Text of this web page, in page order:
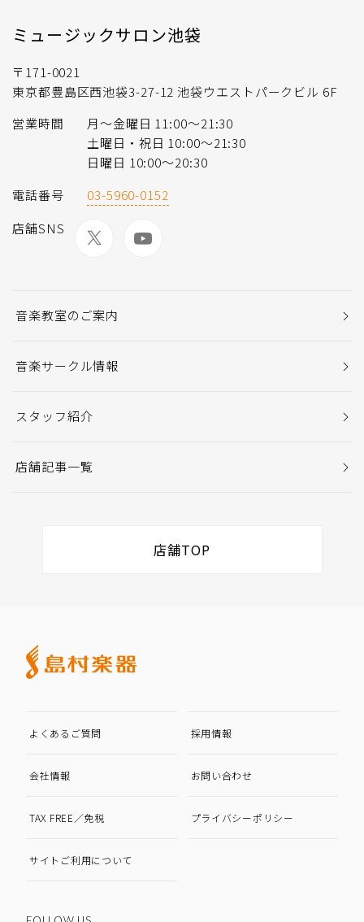
ミュージックサロン池袋
〒171-0021
東京都豊島区西池袋3-27-12 池袋ウエストパークビル 6F
営業時間
月〜金曜日 11:00〜21:30
土曜日・祝日 10:00〜21:30
日曜日 10:00〜20:30
電話番号
03-5960-0152
店舗SNS
音楽教室のご案内
音楽サークル情報
スタッフ紹介
店舗記事一覧
店舗TOP
よくあるご質問 採用情報
会社情報 お問い合わせ
TAX FREE／免税 プライバシーポリシー
サイトご利用について